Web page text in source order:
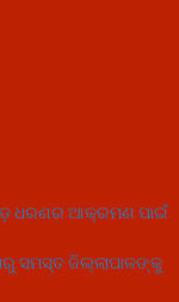
ବଡ଼ ଧରଣର ଆକ୍ରମଣ ପାଇଁ
ସମସ୍ତ ଜିଲ୍ଲାପାଳଙ୍କୁ